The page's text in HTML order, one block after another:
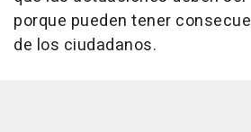
porque pueden tener
de los ciudadanos.